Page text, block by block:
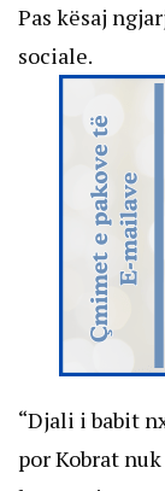
Pas kësaj
sociale.
“Djali i babit
por Kobrat